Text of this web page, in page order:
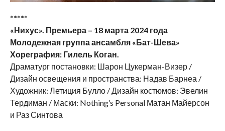
*****
«Нихус». Премьера – 18 марта 2024 года
Молодежная группа ансамбля «Бат-Шева»
Хореграфия: Гилель Коган.
Драматург постановки: Шарон Цукерман-Визер /
Дизайн освещения и пространства: Надав Барнеа /
Художник: Летиция Булло / Дизайн костюмов: Эвелин
Тердиман / Маски: Nothing’s Personal Матан Майерсон
и Раз Синтова